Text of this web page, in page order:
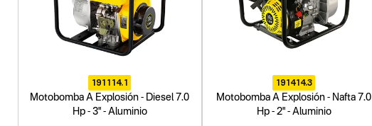
191114.1
Motobomba A Explosión - Diesel 7.0
Hp - 3" - Aluminio
191414.3
Motobomba A Explosión - Nafta 7.0
Hp - 2" - Aluminio